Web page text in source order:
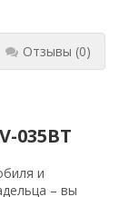
Отзывы (0)
035BT
и
– вы